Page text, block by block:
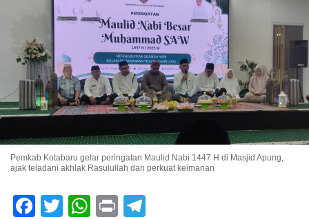
Pemkab Kotabaru gelar peringatan Maulid Nabi 1447 H di Masjid Apung,
ajak teladani akhlak Rasulullah dan perkuat keimanan
Facebook
TwitterWhatsApp
Print